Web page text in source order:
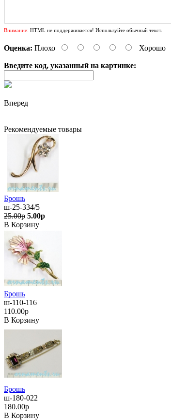
Внимание: HTML не поддерживается! Используйте обычный текст.
Оценка: Плохо Хорошо
Введите код, указанный на картинке:
Вперед
Рекомендуемые товары
Брошь
ш-25-334/5
25.00р 5.00р
В Корзину
Брошь
ш-110-116
110.00р
В Корзину
Брошь
ш-180-022
180.00р
В Корзину